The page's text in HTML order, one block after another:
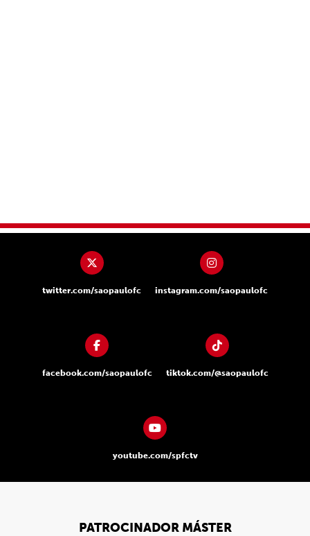
twitter.com/saopaulofc instagram.com/saopaulofc
facebook.com/saopaulofc tiktok.com/@saopaulofc
youtube.com/spfctv
PATROCINADOR MÁSTER